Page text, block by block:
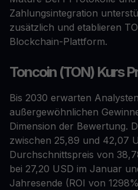
Zahlungsintegration
zusätzlich und etablieren
Blockchain-Plattform.
Toncoin (TON) Kurs
Bis 2030 erwarten
außergewöhnlichen
Dimension der Bewertung.
zwischen 25,89 und 42,07
Durchschnittspreis von
bei 27,20 USD im Januar
Jahresende (ROI von